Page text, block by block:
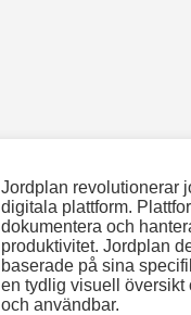
Jordplan revolutionerar
digitala plattform.
dokumentera och
produktivitet. Jordplan
baserade på sina
en tydlig visuell översikt
och användbar.